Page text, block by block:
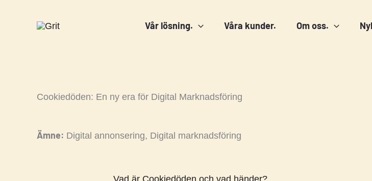
Vår lösning. Våra kunder. Om oss.
Cookiedöden: En ny era för Digital Marknadsföring
Ämne: Digital annonsering, Digital marknadsföring
Vad är Cookiedöden och vad händer?